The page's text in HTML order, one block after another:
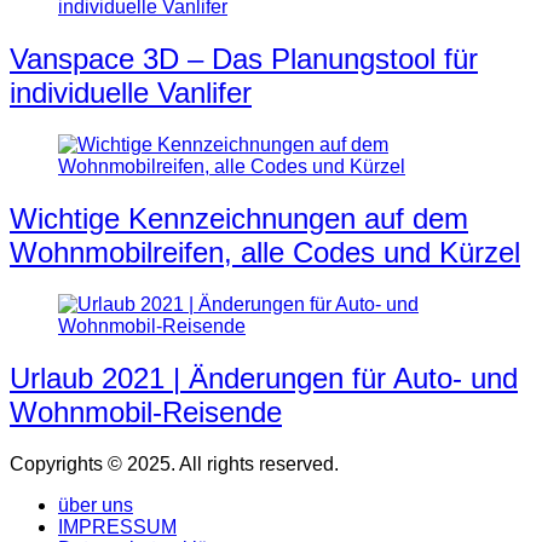
Vanspace 3D – Das Planungstool für
individuelle Vanlifer
Wichtige Kennzeichnungen auf dem
Wohnmobilreifen, alle Codes und Kürzel
Urlaub 2021 | Änderungen für Auto- und
Wohnmobil-Reisende
Copyrights © 2025. All rights reserved.
über uns
IMPRESSUM